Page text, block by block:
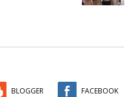
BLOGGER FACEBOOK